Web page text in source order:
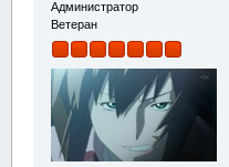
Администратор
Ветеран